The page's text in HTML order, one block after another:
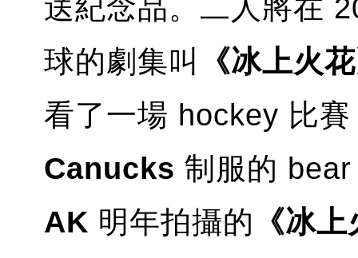
送紀念品。二人將在
球的劇集叫
《冰上火
看了一場 hockey 比
Canucks 制服的
AK 明年拍攝的 《冰